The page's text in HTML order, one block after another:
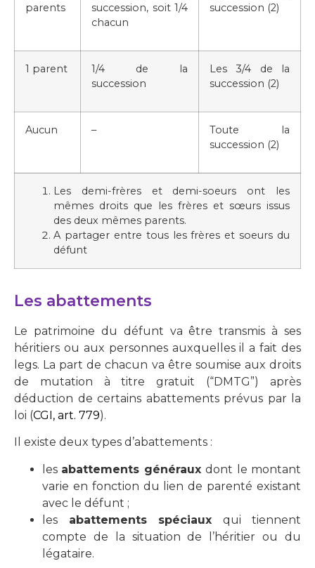
parents
succession, soit 1/4
chacun
succession (2)
1 parent
1/4 de la
succession
Les 3/4 de la
succession (2)
Aucun –
Toute la
succession (2)
Les demi-frères et demi-soeurs ont les
mêmes droits que les frères et sœurs issus
des deux mêmes parents.
A partager entre tous les frères et soeurs du
défunt
Les abattements
Le patrimoine du défunt va être transmis à ses
héritiers ou aux personnes auxquelles il a fait des
legs. La part de chacun va être soumise aux droits
de mutation à titre gratuit (“DMTG”) après
déduction de certains abattements prévus par la
loi (CGI, art. 779).
Il existe deux types d’abattements :
les abattements générauxdont le montant
varie en fonction du lien de parenté existant
avec le défunt ;
les abattements spéciaux qui tiennent
compte de la situation de l’héritier ou du
légataire.